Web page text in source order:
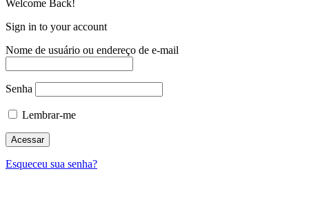
Welcome Back!
Sign in to your account
Nome de usuário ou endereço de e-mail
Senha
Lembrar-me
Esqueceu sua senha?